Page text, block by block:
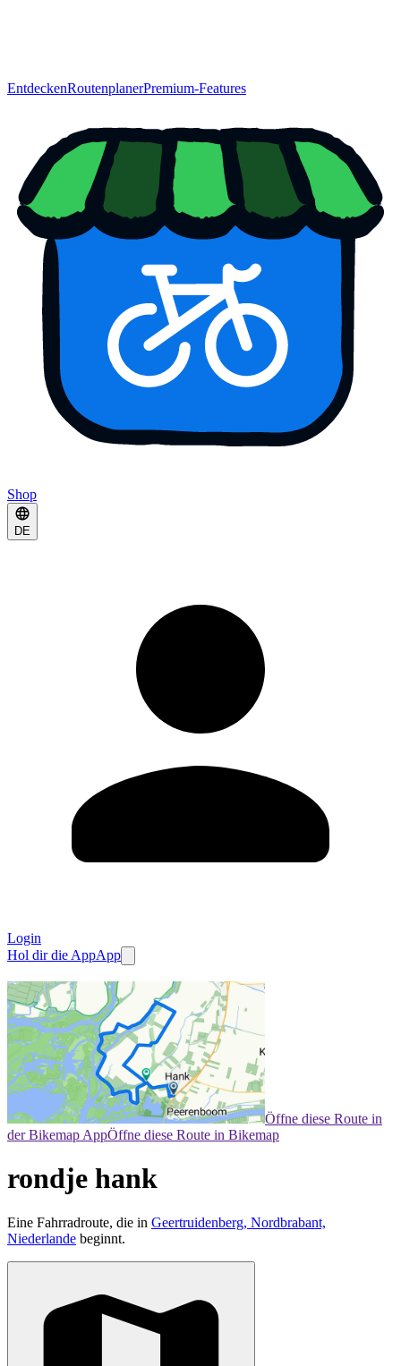
EntdeckenRoutenplanerPremium-Features
Shop
DE
Login
Hol dir die AppApp
Öffne diese Route in
der Bikemap AppÖffne diese Route in Bikemap
rondje hank
Eine Fahrradroute, die in Geertruidenberg, Nordbrabant,
Niederlande beginnt.